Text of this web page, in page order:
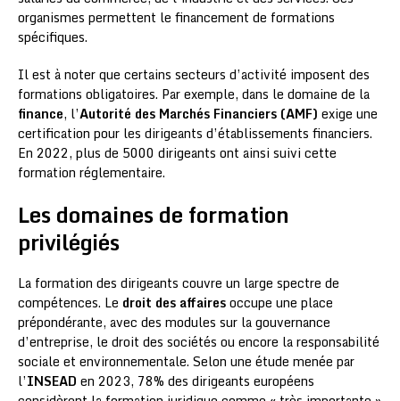
organismes permettent le financement de formations
spécifiques.
Il est à noter que certains secteurs d’activité imposent des
formations obligatoires. Par exemple, dans le domaine de la
finance, l’Autorité des Marchés Financiers (AMF) exige une
certification pour les dirigeants d’établissements financiers.
En 2022, plus de 5000 dirigeants ont ainsi suivi cette
formation réglementaire.
Les domaines de formation
privilégiés
La formation des dirigeants couvre un large spectre de
compétences. Le droit des affairesoccupe une place
prépondérante, avec des modules sur la gouvernance
d’entreprise, le droit des sociétés ou encore la responsabilité
sociale et environnementale. Selon une étude menée par
l’INSEAD en 2023, 78% des dirigeants européens